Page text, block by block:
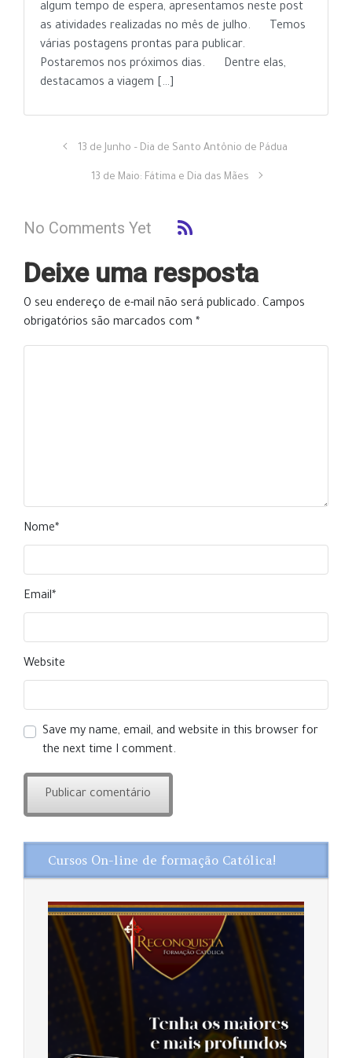
algum tempo de espera, apresentamos neste post
as atividades realizadas no mês de julho. Temos
várias postagens prontas para publicar.
Postaremos nos próximos dias. Dentre elas,
destacamos a viagem […]
13 de Junho – Dia de Santo Antônio de Pádua
13 de Maio: Fátima e Dia das Mães
No Comments Yet
Deixe uma resposta
O seu endereço de e-mail não será publicado. Campos
obrigatórios são marcados com *
Nome*
Email*
Website
Save my name, email, and website in this browser for
the next time I comment.
Cursos On-line de formação Católica!